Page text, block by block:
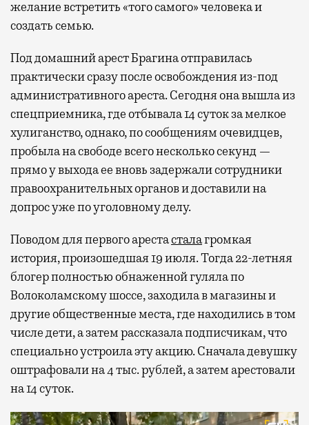
выпить кофе, наблюдая сквозь панорамные
окна за тем, как взлетают и садятся
в лаунжах. В аэропортах их обычно
несколько — в разных зонах воздушных
гаваней. На некоторых вокзалах — тоже.
Лаунжи доступны на Ленинградском,
Павелецком, Казанском, Ярославском
и Курском вокзалах.Попасть в бизнес-залы
могут держатели карт Mir Supreme. Причем
не только в столице. Всего доступно более
1000 бизнес-залов по всему миру.
желание встретить «того самого» человека и
создать семью.
Под домашний арест Брагина отправилась
практически сразу после освобождения из-под
административного ареста. Сегодня она вышла из
спецприемника, где отбывала 14 суток за мелкое
хулиганство, однако, по сообщениям очевидцев,
пробыла на свободе всего несколько секунд —
прямо у выхода ее вновь задержали сотрудники
правоохранительных органов и доставили на
допрос уже по уголовному делу.
Поводом для первого арестасталагромкая
история, произошедшая 19 июля. Тогда 22-летняя
блогер полностью обнаженной гуляла по
Волоколамскому шоссе, заходила в магазины и
другие общественные места, где находились в том
числе дети, а затем рассказала подписчикам, что
специально устроила эту акцию. Сначала девушку
оштрафовали на 4 тыс. рублей, а затем арестовали
на 14 суток.